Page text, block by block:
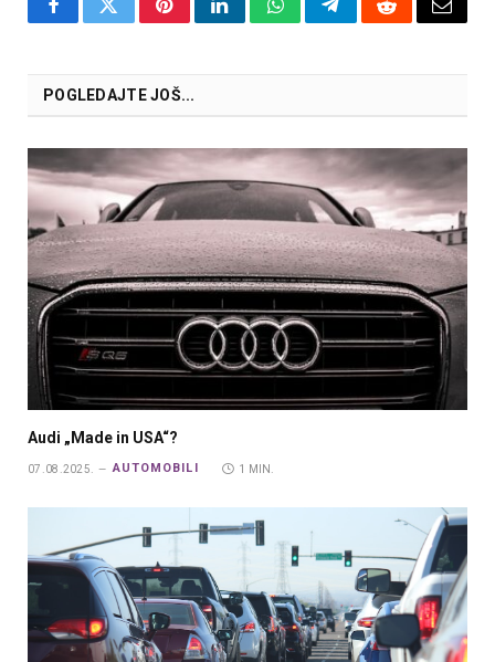
FacebookTwitterPinterestLinkedInWhatsAppTelegramRedditEmail
POGLEDAJTE JOŠ...
Audi „Made in USA“?
07.08.2025. AUTOMOBILI 1 MIN.